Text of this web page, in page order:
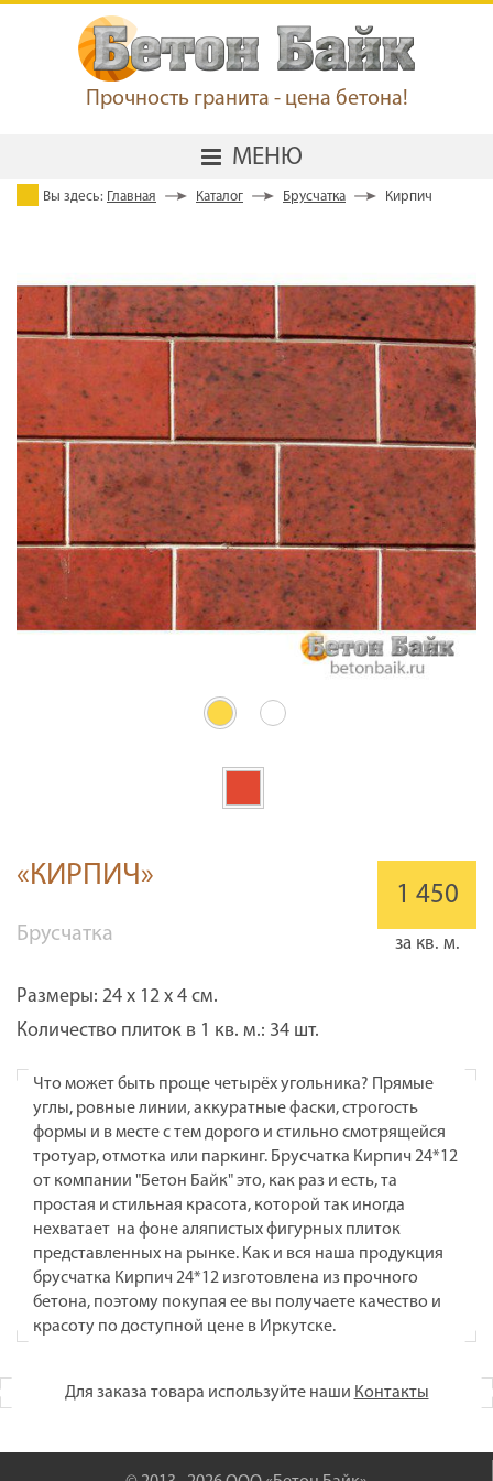
Прочность гранита - цена бетона!
МЕНЮ
Вы здесь: Главная Каталог Брусчатка Кирпич
1 450
за кв. м.
«КИРПИЧ»
Брусчатка
Размеры: 24 x 12 x 4 см.
Количество плиток в 1 кв. м.: 34 шт.
Что может быть проще четырёх угольника? Прямые
углы, ровные линии, аккуратные фаски, строгость
формы и в месте с тем дорого и стильно смотрящейся
тротуар, отмотка или паркинг. Брусчатка Кирпич 24*12
от компании "Бетон Байк" это, как раз и есть, та
простая и стильная красота, которой так иногда
нехватает на фоне аляпистых фигурных плиток
представленных на рынке. Как и вся наша продукция
брусчатка Кирпич 24*12 изготовлена из прочного
бетона, поэтому покупая ее вы получаете качество и
красоту по доступной цене в Иркутске.
Для заказа товара используйте наши Контакты